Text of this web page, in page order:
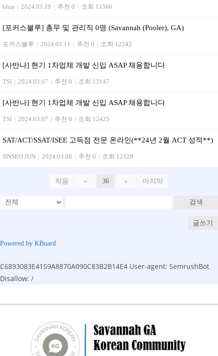
bluu | 2024.03.19 | 추천 0 | 조회 11566
[포커스블루] 총무 및 관리직 0명 (Savannah (Pooler), GA)
포커스블루 | 2024.03.11 | 추천 0 | 조회 12242
[사반나] 현기 1차업체 개발 신입 ASAP 채용합니다
TSI | 2024.03.07 | 추천 0 | 조회 13147
[사반나] 현기 1차업체 개발 신입 ASAP 채용합니다
TSI | 2024.03.07 | 추천 0 | 조회 12425
SAT/ACT/SSAT/ISEE 고득점 전문 온라인(**24년 2월 ACT 성적**)
JINSEO JUN | 2024.03.06 | 추천 0 | 조회 12128
처음 « 36 » 마지막
검색
글쓰기
Powered by KBoard
C6893083E4159A8870A090C83B2B14E4 User-agent: SemrushBot
Disallow: /
to